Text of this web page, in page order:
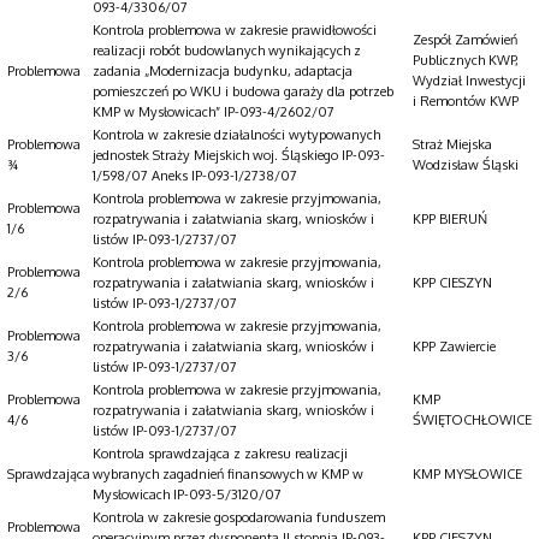
093-4/3306/07
Problemowa
Kontrola problemowa w zakresie prawidłowości
realizacji robót budowlanych wynikających z
zadania „Modernizacja budynku, adaptacja
pomieszczeń po WKU i budowa garaży dla potrzeb
KMP w Mysłowicach” IP-093-4/2602/07
Zespół Zamówień
Publicznych KWP,
Wydział Inwestycji
i Remontów KWP
Problemowa
¾
Kontrola w zakresie działalności wytypowanych
jednostek Straży Miejskich woj. Śląskiego IP-093-
1/598/07 Aneks IP-093-1/2738/07
Straż Miejska
Wodzisław Śląski
Problemowa
1/6
Kontrola problemowa w zakresie przyjmowania,
rozpatrywania i załatwiania skarg, wniosków i
listów IP-093-1/2737/07
KPP BIERUŃ
Problemowa
2/6
Kontrola problemowa w zakresie przyjmowania,
rozpatrywania i załatwiania skarg, wniosków i
listów IP-093-1/2737/07
KPP CIESZYN
Problemowa
3/6
Kontrola problemowa w zakresie przyjmowania,
rozpatrywania i załatwiania skarg, wniosków i
listów IP-093-1/2737/07
KPP Zawiercie
Problemowa
4/6
Kontrola problemowa w zakresie przyjmowania,
rozpatrywania i załatwiania skarg, wniosków i
listów IP-093-1/2737/07
KMP
ŚWIĘTOCHŁOWICE
Sprawdzająca
Kontrola sprawdzająca z zakresu realizacji
wybranych zagadnień finansowych w KMP w
Mysłowicach IP-093-5/3120/07
KMP MYSŁOWICE
Problemowa
Kontrola w zakresie gospodarowania funduszem